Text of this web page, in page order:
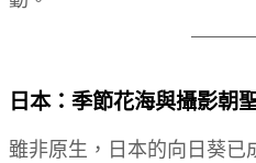
日本：季節花海與攝影朝
雖非原生，日本的向日葵已